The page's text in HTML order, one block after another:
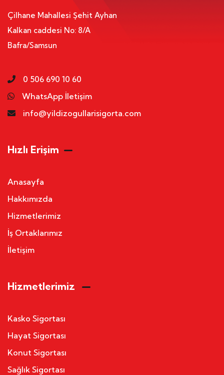
Çilhane Mahallesi Şehit Ayhan
Kalkan caddesi No: 8/A
Bafra/Samsun
0 506 690 10 60
WhatsApp İletişim
info@yildizogullarisigorta.com
Hızlı Erişim
Anasayfa
Hakkımızda
Hizmetlerimiz
İş Ortaklarımız
İletişim
Hizmetlerimiz
Kasko Sigortası
Hayat Sigortası
Konut Sigortası
Sağlık Sigortası